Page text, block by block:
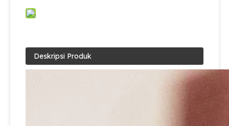
Deskripsi Produk